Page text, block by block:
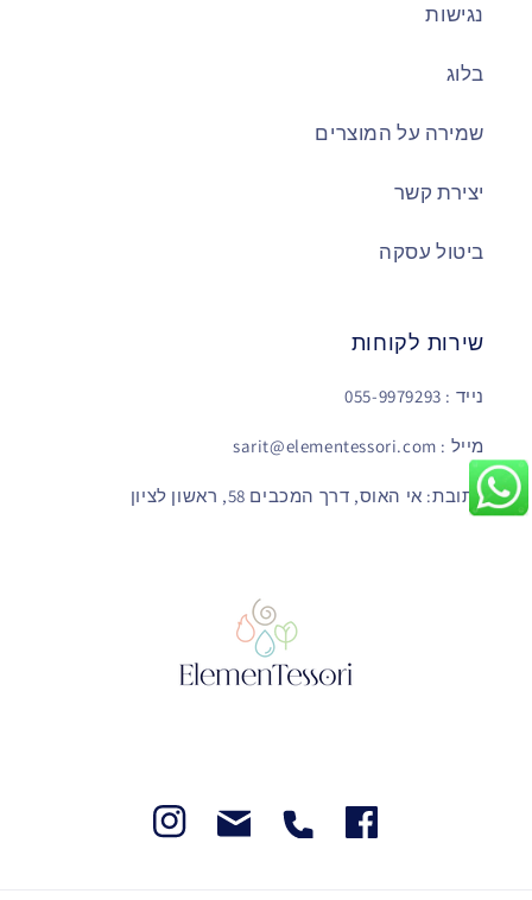
נגישות
בלוג
שמירה על המוצרים
יצירת קשר
ביטול עסקה
שירות לקוחות
נייד : 055-9979293
מייל : sarit@elementessori.com
כתובת: אי האוס, דרך המכבים 58, ראשון לציון
Facebook
Facebook
Facebook
Instegram